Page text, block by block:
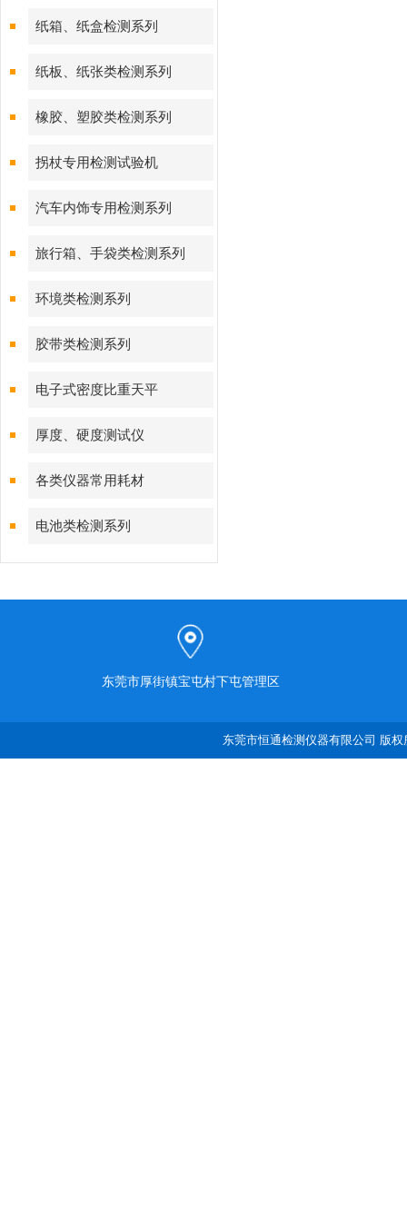
纸箱、纸盒检测系列
纸板、纸张类检测系列
橡胶、塑胶类检测系列
拐杖专用检测试验机
汽车内饰专用检测系列
旅行箱、手袋类检测系列
环境类检测系列
胶带类检测系列
电子式密度比重天平
厚度、硬度测试仪
各类仪器常用耗材
电池类检测系列
东莞市厚街镇宝屯村下屯管理区
东莞市恒通检测仪器有限公司 版